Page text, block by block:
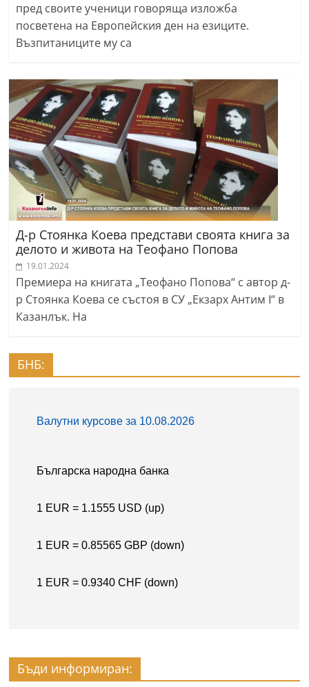
пред своите ученици говоряща изложба
посветена на Европейския ден на езиците.
Възпитаниците му са
Д-р Стоянка Коева представи своята книга за
делото и живота на Теофано Попова
19.01.2024
Премиера на книгата „Теофано Попова“ с автор д-
р Стоянка Коева се състоя в СУ „Екзарх Антим I“ в
Казанлък. На
БНБ:
Бъди информиран: